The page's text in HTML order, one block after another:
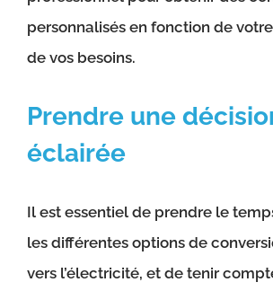
personnalisés en fonction de
de vos besoins.
Prendre une
éclairée
Il est essentiel de prendre le
les différentes options de
vers l’électricité, et de tenir